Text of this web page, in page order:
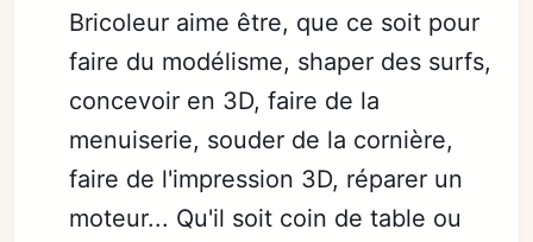
Bricoleur aime être, que ce soit pour
faire du modélisme, shaper des surfs,
concevoir en 3D, faire de la
menuiserie, souder de la cornière,
faire de l'impression 3D, réparer un
moteur... Qu'il soit coin de table ou